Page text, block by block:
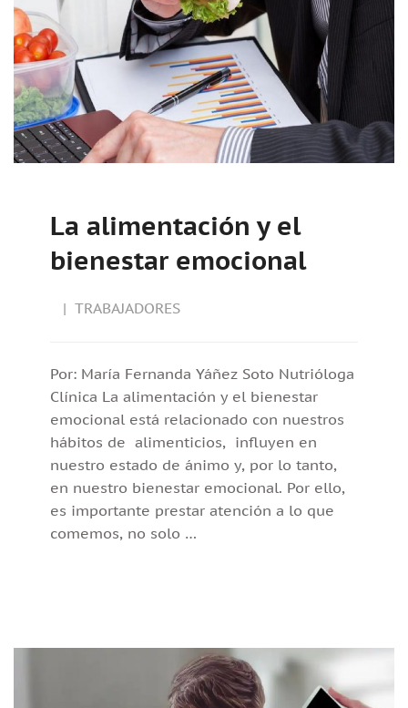
La alimentación y el
bienestar emocional
TRABAJADORES
Por: María Fernanda Yáñez Soto Nutrióloga
Clínica La alimentación y el bienestar
emocional está relacionado con nuestros
hábitos de alimenticios, influyen en
nuestro estado de ánimo y, por lo tanto,
en nuestro bienestar emocional. Por ello,
es importante prestar atención a lo que
comemos, no solo …